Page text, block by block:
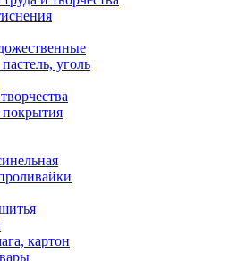
уголь
картон